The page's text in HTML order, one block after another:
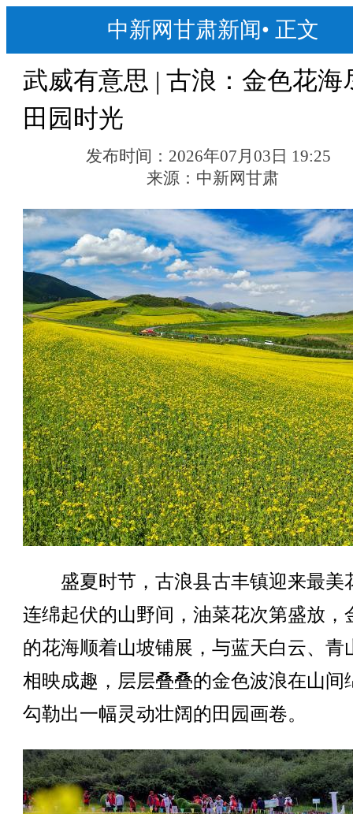
中新网甘肃新闻• 正文
武威有意思 | 古浪：金色花海
田园时光
发布时间： 2026年07月03日 19:25
来源： 中新网甘肃
盛夏时节，古浪县古丰镇迎来最美
连绵起伏的山野间，油菜花次第盛放，
的花海顺着山坡铺展，与蓝天白云、青
相映成趣，层层叠叠的金色波浪在山间
勾勒出一幅灵动壮阔的田园画卷。